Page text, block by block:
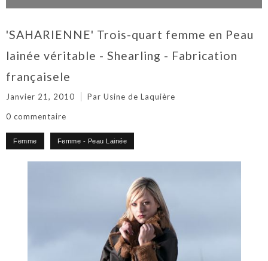
'SAHARIENNE' Trois-quart femme en Peau
lainée véritable - Shearling - Fabrication
françaisele
Janvier 21, 2010 Par Usine de Laquière
0 commentaire